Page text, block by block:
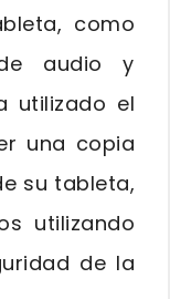
como
audio y
utilizado el
una copia
su tableta,
utilizando
de la